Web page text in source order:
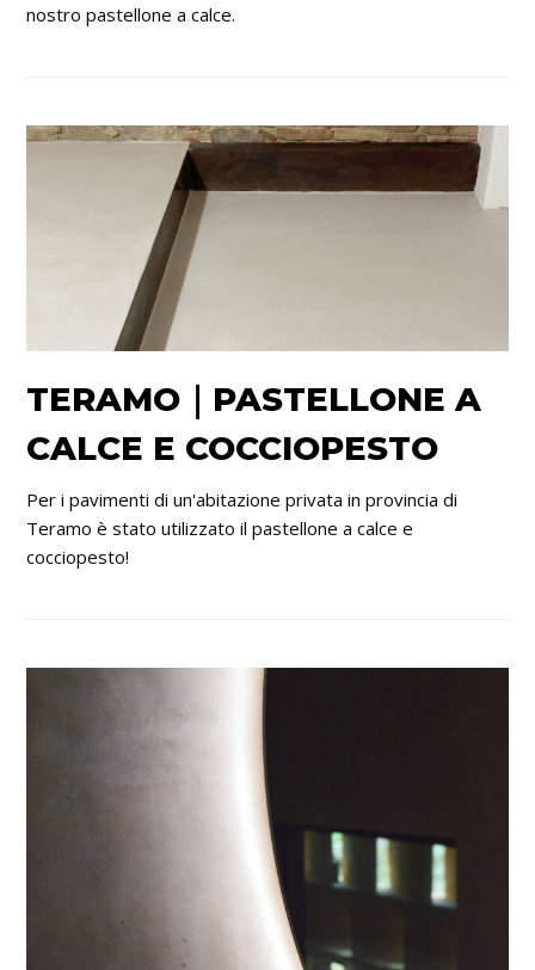
nostro pastellone a calce.
TERAMO｜PASTELLONE A
CALCE E COCCIOPESTO
Per i pavimenti di un'abitazione privata in provincia di
Teramo è stato utilizzato il pastellone a calce e
cocciopesto!